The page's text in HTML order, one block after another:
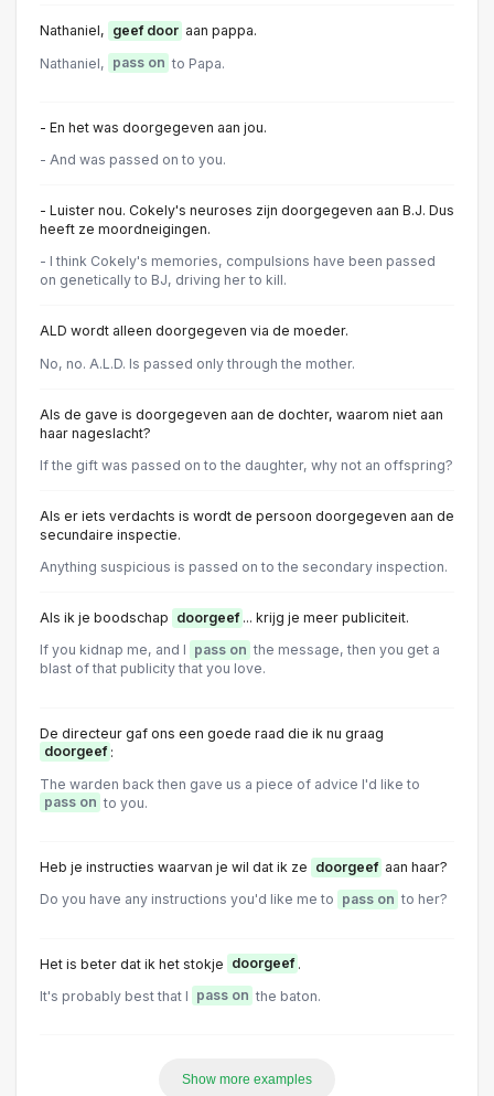
Nathaniel, geef door aan pappa.
Nathaniel, pass on to Papa.
- En het was doorgegeven aan jou.
- And was passed on to you.
- Luister nou. Cokely's neuroses zijn doorgegeven aan B.J. Dus
heeft ze moordneigingen.
- I think Cokely's memories, compulsions have been passed
on genetically to BJ, driving her to kill.
ALD wordt alleen doorgegeven via de moeder.
No, no. A.L.D. Is passed only through the mother.
Als de gave is doorgegeven aan de dochter, waarom niet aan
haar nageslacht?
If the gift was passed on to the daughter, why not an offspring?
Als er iets verdachts is wordt de persoon doorgegeven aan de
secundaire inspectie.
Anything suspicious is passed on to the secondary inspection.
Als ik je boodschap doorgeef ... krijg je meer publiciteit.
If you kidnap me, and I pass on the message, then you get a
blast of that publicity that you love.
De directeur gaf ons een goede raad die ik nu graag
doorgeef :
The warden back then gave us a piece of advice l'd like to
pass on to you.
Heb je instructies waarvan je wil dat ik ze doorgeef aan haar?
Do you have any instructions you'd like me to pass on to her?
Het is beter dat ik het stokje doorgeef .
It's probably best that I pass on the baton.
Show more examples